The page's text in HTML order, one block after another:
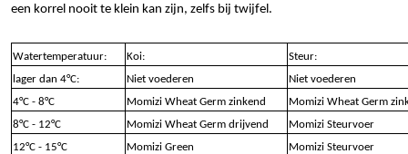
een korrel nooit te klein kan zijn, zelfs bij twijfel.
Watertemperatuur: Koi:
Steur:
lager dan 4°C:
Niet voederen
Niet voederen
4°C - 8°C
Momizi Wheat Germ zinkend
Momizi Wheat Germ
8°C - 12°C
Momizi Wheat Germ drijvend
Momizi Steurvoer
12°C - 15°C
Momizi Green
Momizi Steurvoer